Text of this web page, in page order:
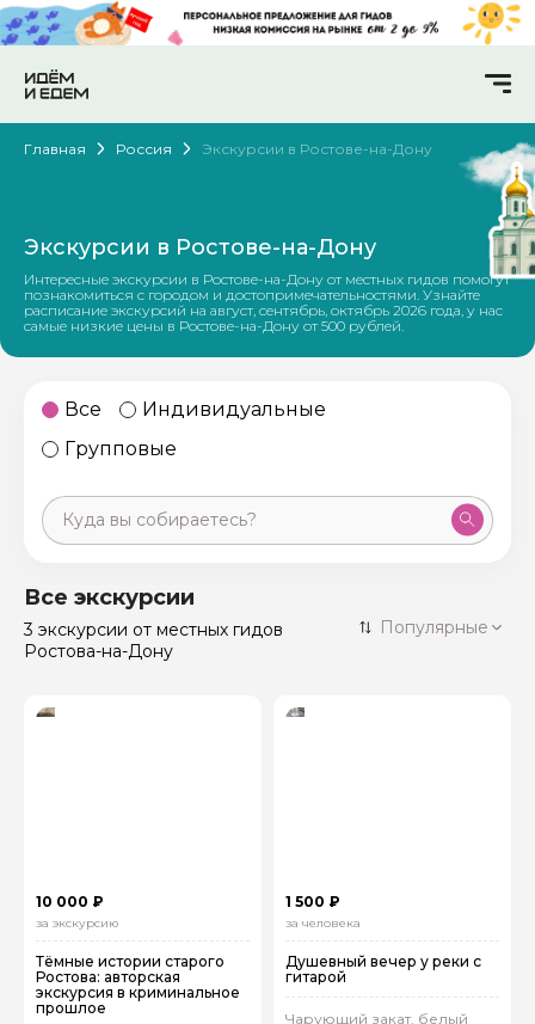
Главная Россия Экскурсии в Ростове-на-Дону
Экскурсии в Ростове-на-Дону
Интересные экскурсии в Ростове-на-Дону от местных гидов помогут
познакомиться с городом и достопримечательностями. Узнайте
расписание экскурсий на август, сентябрь, октябрь 2026 года, у нас
самые низкие цены в Ростове-на-Дону от 500 рублей.
Все
Индивидуальные
Групповые
Санкт-Петербург
Россия
50 экскурсий
Все экскурсии
3 экскурсии от местных гидов
Ростова-на-Дону
Популярные
10 000 ₽
за экскурсию
Тёмные истории старого
Ростова: авторская
экскурсия в криминальное
прошлое
1 500 ₽
за человека
Душевный вечер у реки с
гитарой
Чарующий закат, белый